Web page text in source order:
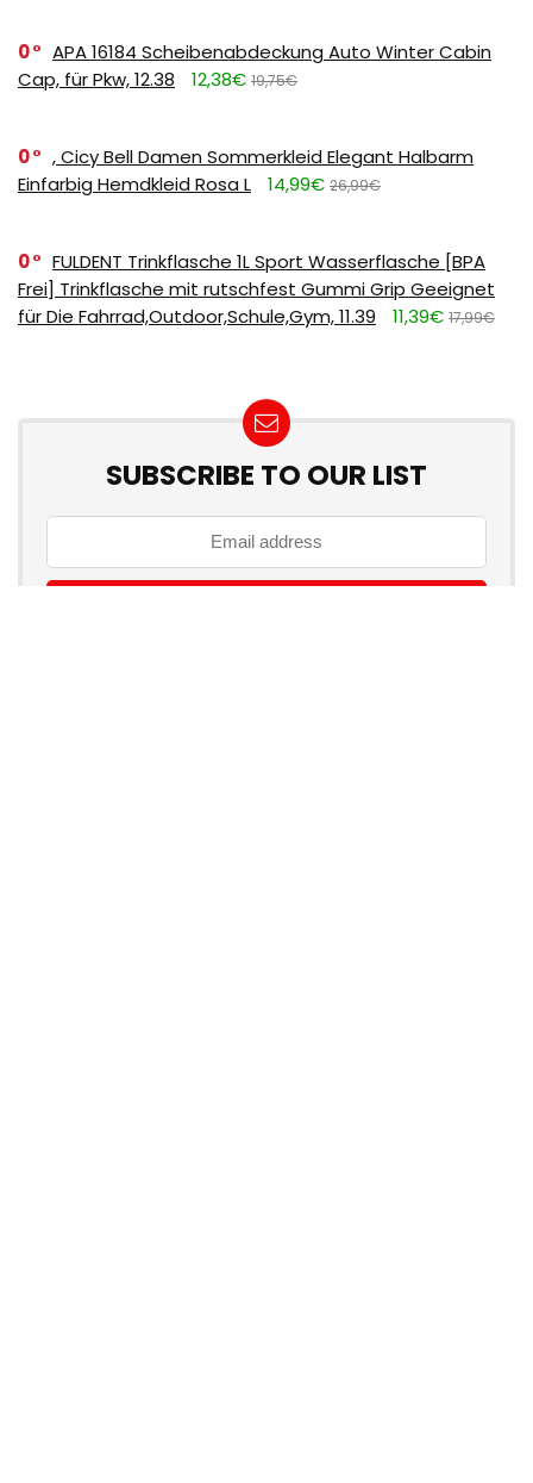
0
APA 16184 Scheibenabdeckung Auto Winter Cabin
Cap, für Pkw, 12.38
12,38€ 19,75€
0
, Cicy Bell Damen Sommerkleid Elegant Halbarm
Einfarbig Hemdkleid Rosa L
14,99€ 26,99€
0
FULDENT Trinkflasche 1L Sport Wasserflasche [BPA
Frei] Trinkflasche mit rutschfest Gummi Grip Geeignet
für Die Fahrrad,Outdoor,Schule,Gym, 11.39
11,39€ 17,99€
SUBSCRIBE TO OUR LIST